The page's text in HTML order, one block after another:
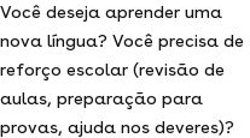
Você deseja aprender uma
nova língua? Você precisa de
reforço escolar (revisão de
aulas, preparação para
provas, ajuda nos deveres)?